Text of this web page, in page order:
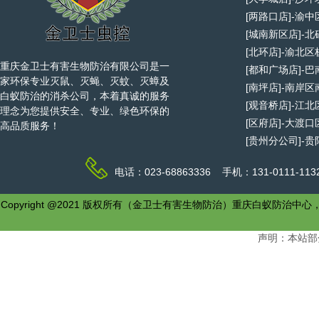
重庆金卫士有害生物防治有限公司是一
家环保专业灭鼠、灭蝇、灭蚊、灭蟑及
白蚁防治的消杀公司，本着真诚的服务
理念为您提供安全、专业、绿色环保的
高品质服务！
[两路口店]-渝中
[城南新区店]-北
[北环店]-渝北区
[都和广场店]-巴
[南坪店]-南岸区
[观音桥店]-江北
[区府店]-大渡口
[贵州分公司]-贵
电话：023-68863336 手机：131-0111-
Copyright @2021 版权所有（金卫士有害生物防治）重庆白蚁防治中
声明：本站